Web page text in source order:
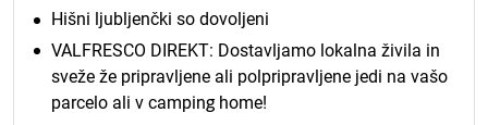
Hišni ljubljenčki so dovoljeni
VALFRESCO DIREKT: Dostavljamo lokalna živila in
sveže že pripravljene ali polpripravljene jedi na vašo
parcelo ali v camping home!